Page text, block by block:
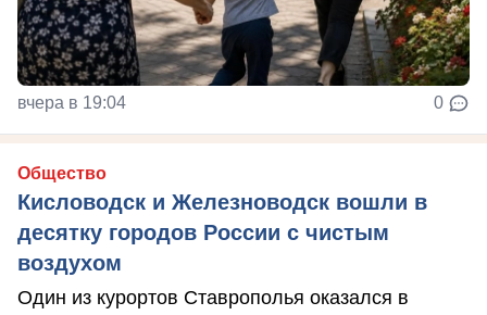
вчера в 19:04 0
Общество
Кисловодск и Железноводск вошли в
десятку городов России с чистым
воздухом
Один из курортов Ставрополья оказался в